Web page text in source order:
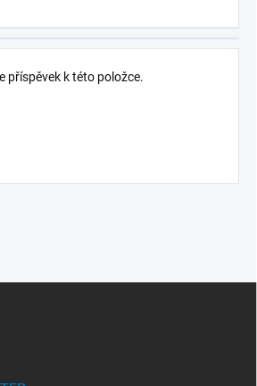
příspěvek k této položce.